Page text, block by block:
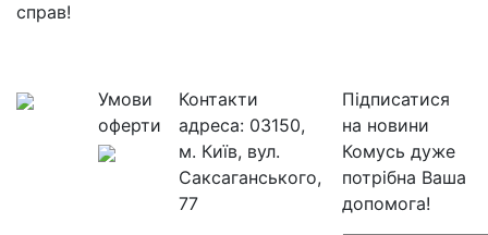
справ!
Умови
оферти
Контакти
адреса: 03150,
м. Київ, вул.
Саксаганського,
77
Підписатися
на новини
Комусь дуже
потрібна Ваша
допомога!